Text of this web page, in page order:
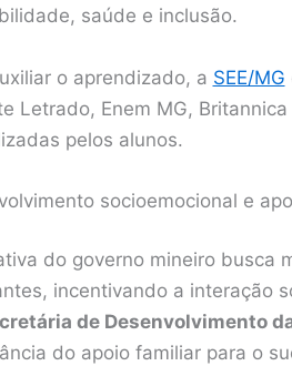
saúde e inclusão.
o aprendizado, a SEE/MG
Letrado, Enem MG,
pelos alunos.
socioemocional e
do governo mineiro busca
incentivando a interação
de Desenvolvimento
do apoio familiar para o